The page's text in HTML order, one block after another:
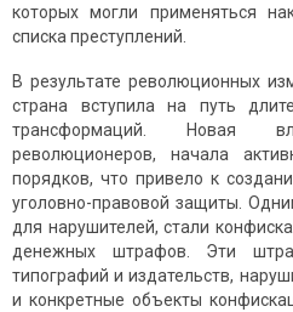
которых могли применяться
списка преступлений.
В результате революционных
страна вступила на путь
трансформаций. Новая
революционеров, начала
порядков, что привело к
уголовно-правовой защиты.
для нарушителей, стали
денежных штрафов. Эти
типографий и издательств,
и конкретные объекты